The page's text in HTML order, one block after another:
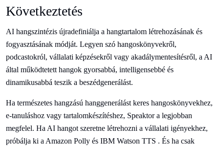
Következtetés
AI hangszintézis újradefiniálja a hangtartalom létrehozásának és
fogyasztásának módját. Legyen szó hangoskönyvekről,
podcastokról, vállalati képzésekről vagy akadálymentesítésről, a AI
által működtetett hangok gyorsabbá, intelligensebbé és
dinamikusabbá teszik a beszédgenerálást.
Ha természetes hangzású hanggenerálást keres hangoskönyvekhez,
e-tanuláshoz vagy tartalomkészítéshez, Speaktor a legjobban
megfelel. Ha AI hangot szeretne létrehozni a vállalati igényekhez,
próbálja ki a Amazon Polly és IBM Watson TTS . És ha csak